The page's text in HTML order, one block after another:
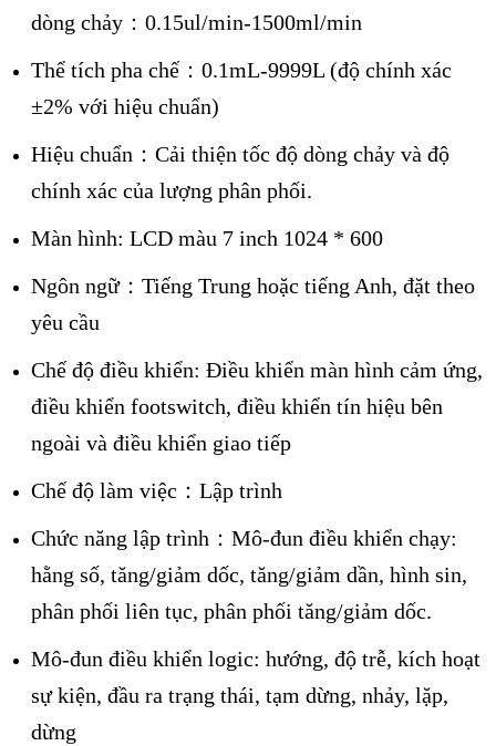
dòng chảy：0.15ul/min-1500ml/min
Thể tích pha chế：0.1mL-9999L (độ chính xác
±2% với hiệu chuẩn)
Hiệu chuẩn：Cải thiện tốc độ dòng chảy và độ
chính xác của lượng phân phối.
Màn hình: LCD màu 7 inch 1024 * 600
Ngôn ngữ：Tiếng Trung hoặc tiếng Anh, đặt theo
yêu cầu
Chế độ điều khiển: Điều khiển màn hình cảm ứng,
điều khiển footswitch, điều khiển tín hiệu bên
ngoài và điều khiển giao tiếp
Chế độ làm việc：Lập trình
Chức năng lập trình：Mô-đun điều khiển chạy:
hằng số, tăng/giảm dốc, tăng/giảm dần, hình sin,
phân phối liên tục, phân phối tăng/giảm dốc.
Mô-đun điều khiển logic: hướng, độ trễ, kích hoạt
sự kiện, đầu ra trạng thái, tạm dừng, nhảy, lặp,
dừng